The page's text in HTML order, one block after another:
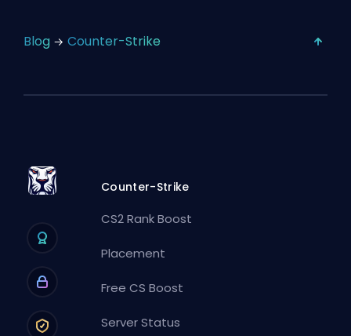
Blog Counter-Strike
Counter-Strike
CS2 Rank Boost
Placement
Free CS Boost
Server Status